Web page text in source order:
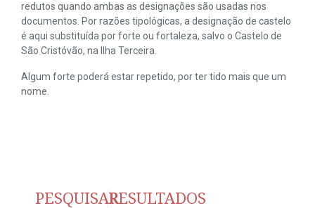
redutos quando ambas as designações são usadas nos
documentos. Por razões tipológicas, a designação de castelo
é aqui substituída por forte ou fortaleza, salvo o Castelo de
São Cristóvão, na Ilha Terceira.
Algum forte poderá estar repetido, por ter tido mais que um
nome.
PESQUISARRESULTADOS